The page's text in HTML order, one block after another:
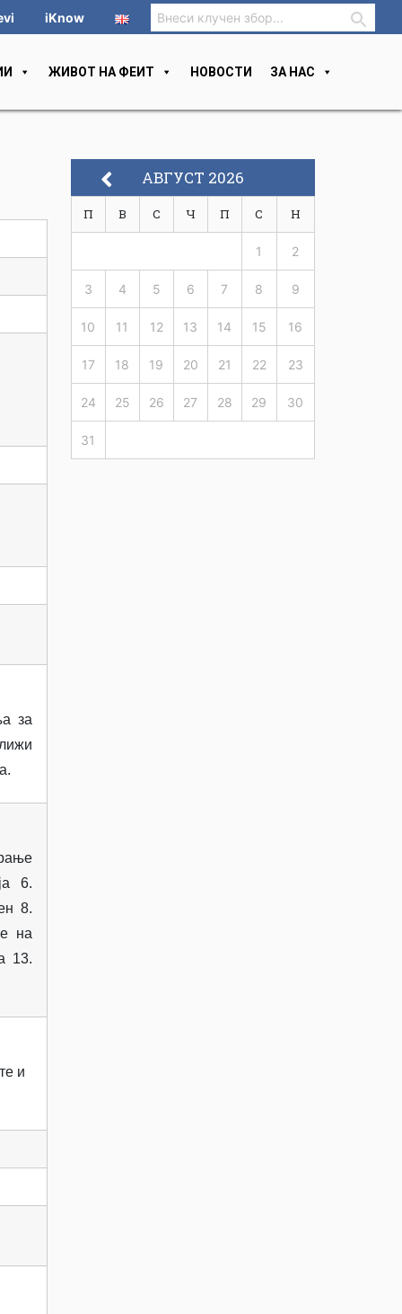
iKnow
ЖИВОТ НА ФЕИТ НОВОСТИ ЗА НАС
за
6.
8.
на
13.
и
АВГУСТ 2026
П В С Ч П С Н
1 2
3 4 5 6 7 8 9
10 11 12 13 14 15 16
17 18 19 20 21 22 23
24 25 26 27 28 29 30
31